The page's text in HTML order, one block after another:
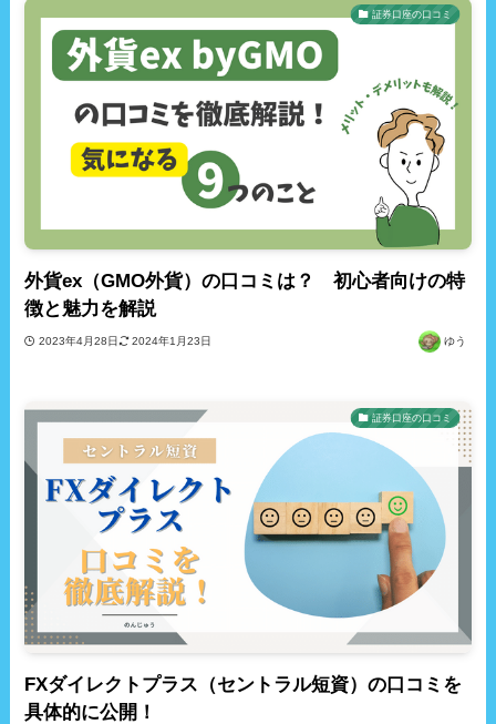
証券口座の口コミ
外貨ex（GMO外貨）の口コミは？ 初心者向けの特
徴と魅力を解説
2023年4月28日 2024年1月23日 ゆう
証券口座の口コミ
FXダイレクトプラス（セントラル短資）の口コミを
具体的に公開！